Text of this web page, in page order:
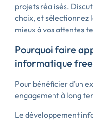
projets réalisés.
choix, et sélectionnez
mieux à vos attentes
Pourquoi faire
informatique
Pour bénéficier d’un
engagement à long
Le développement